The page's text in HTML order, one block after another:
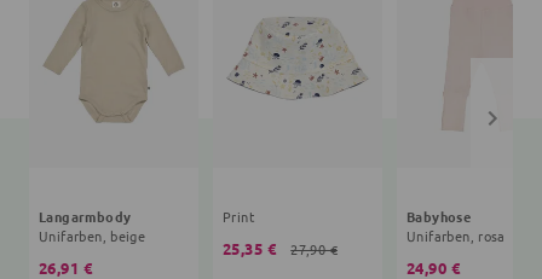
Langarmbody
Unifarben, beige
26,91 €
Print
25,35 € 27,90 €
Babyhose
Unifarben, rosa
24,90 €